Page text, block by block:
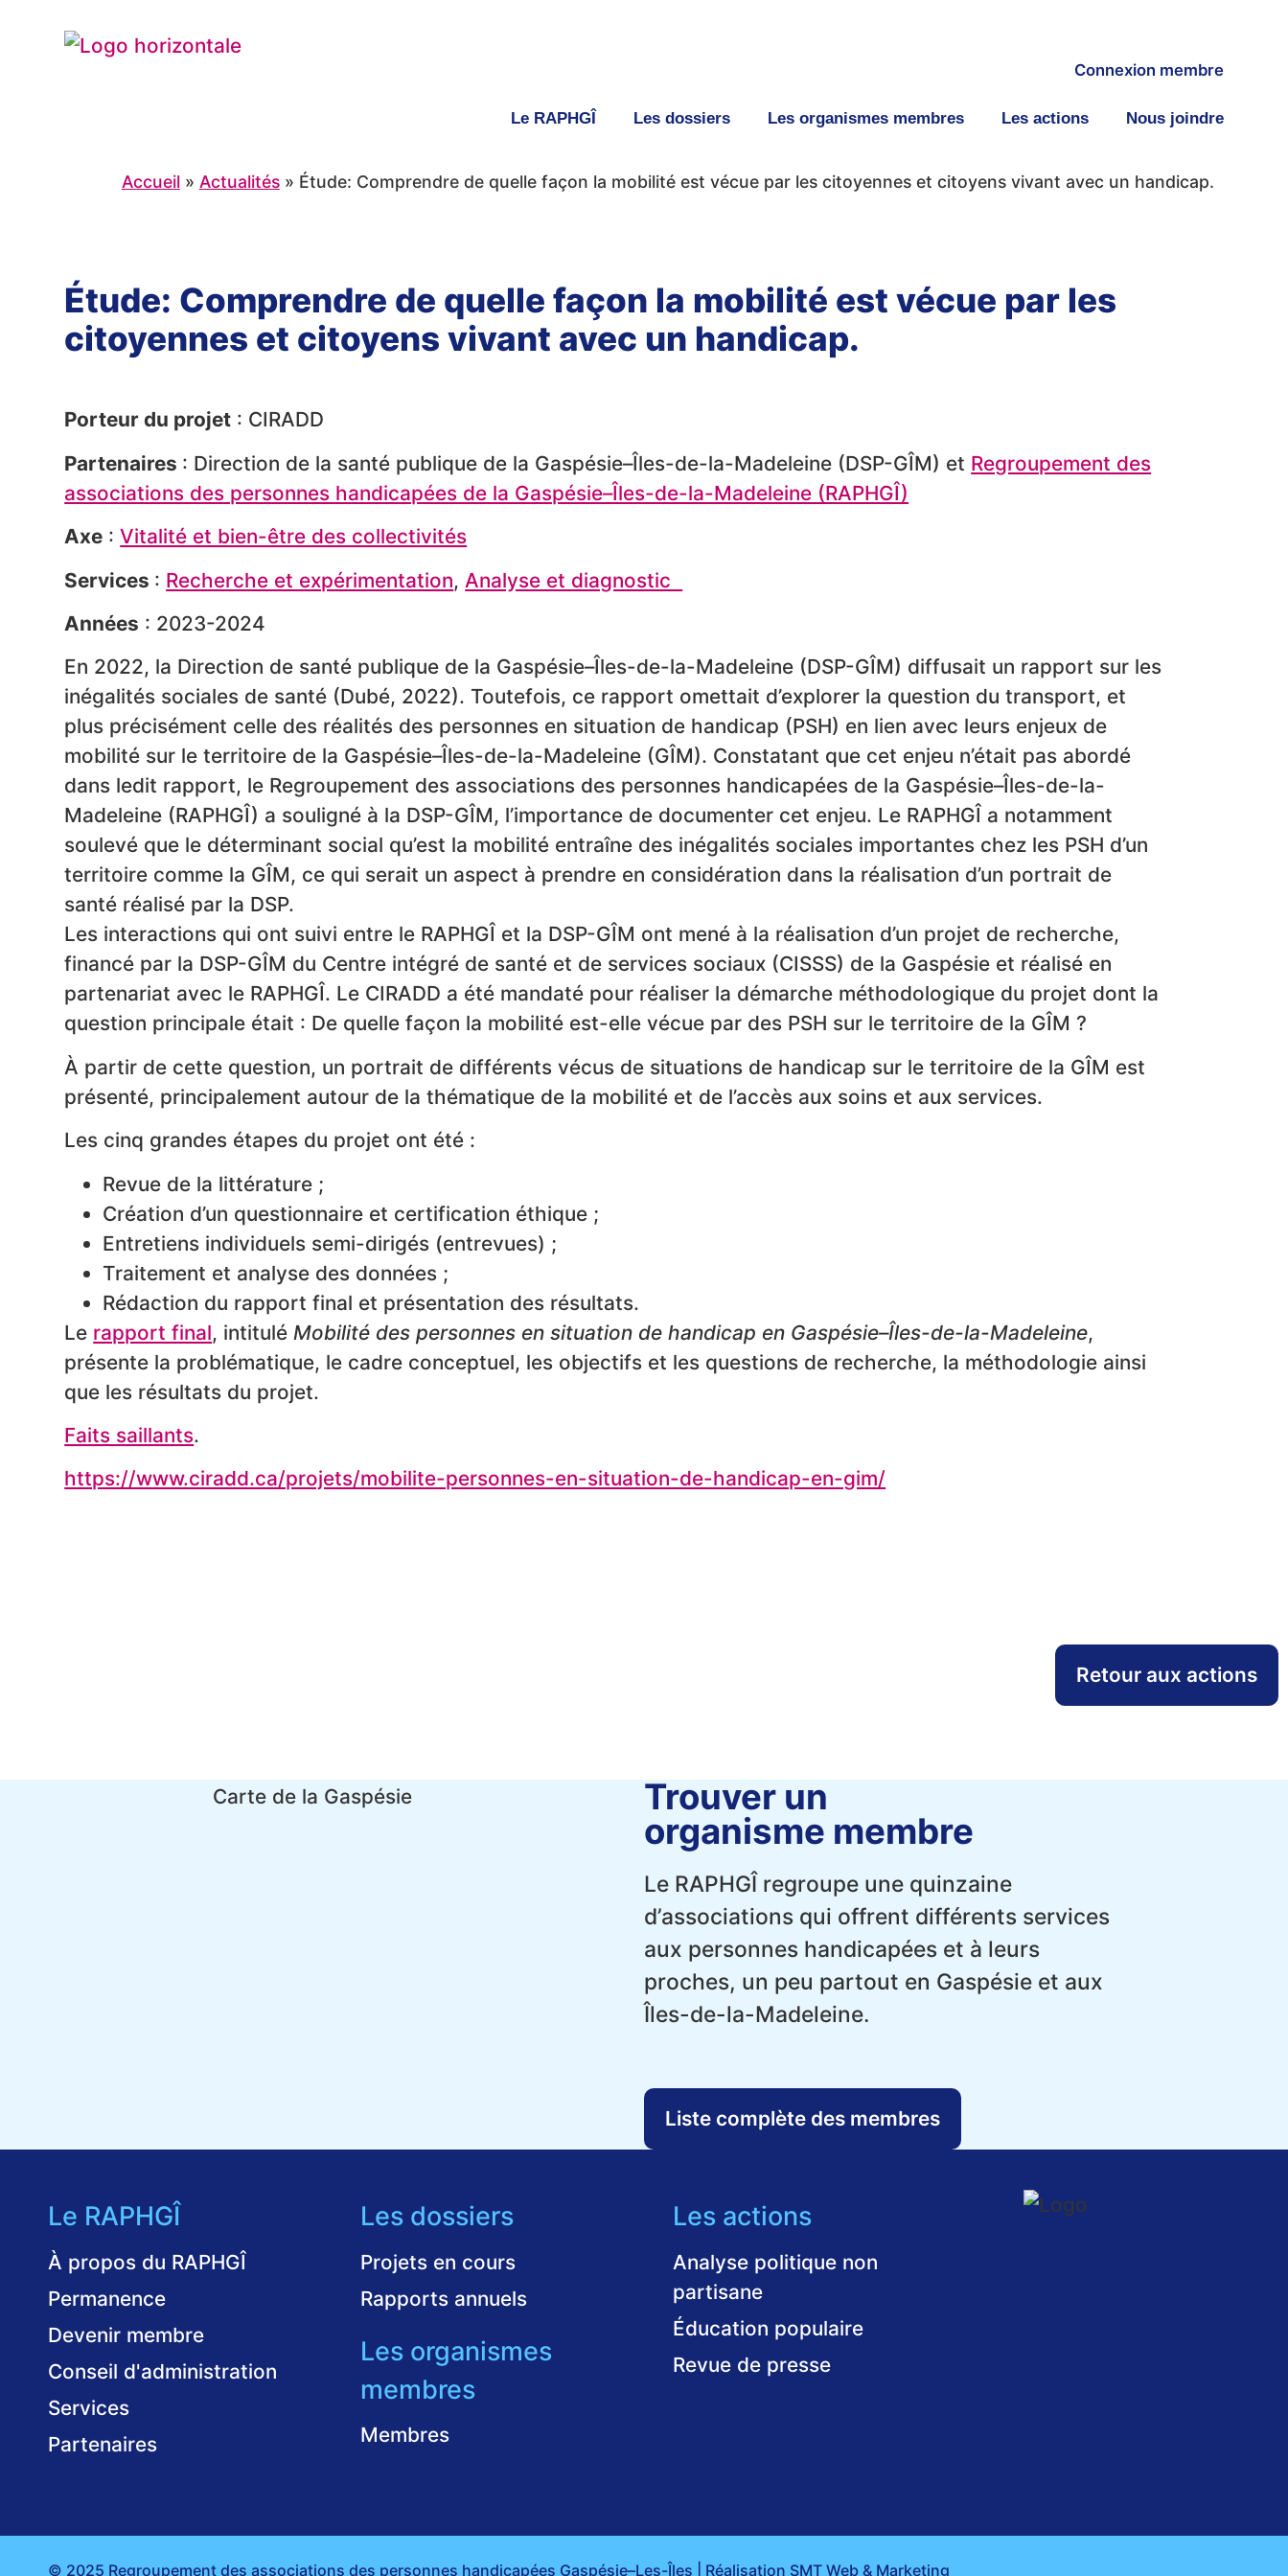
Connexion membre
Le RAPHGÎ Les dossiers Les organismes membres Les actions Nous joindre
Accueil» Actualités» Étude: Comprendre de quelle façon la mobilité est vécue par les citoyennes et citoyens vivant avec un handicap.
Étude: Comprendre de quelle façon la mobilité est vécue par les
citoyennes et citoyens vivant avec un handicap.
Porteur du projet : CIRADD
Partenaires : Direction de la santé publique de la Gaspésie–Îles-de-la-Madeleine (DSP-GÎM) et Regroupement des
associations des personnes handicapées de la Gaspésie–Îles-de-la-Madeleine (RAPHGÎ)
Axe :Vitalité et bien-être des collectivités
Services : Recherche et expérimentation, Analyse et diagnostic
Années : 2023-2024
En 2022, la Direction de santé publique de la Gaspésie–Îles-de-la-Madeleine (DSP-GÎM) diffusait un rapport sur les
inégalités sociales de santé (Dubé, 2022). Toutefois, ce rapport omettait d’explorer la question du transport, et
plus précisément celle des réalités des personnes en situation de handicap (PSH) en lien avec leurs enjeux de
mobilité sur le territoire de la Gaspésie–Îles-de-la-Madeleine (GÎM). Constatant que cet enjeu n’était pas abordé
dans ledit rapport, le Regroupement des associations des personnes handicapées de la Gaspésie–Îles-de-la-
Madeleine (RAPHGÎ) a souligné à la DSP-GÎM, l’importance de documenter cet enjeu. Le RAPHGÎ a notamment
soulevé que le déterminant social qu’est la mobilité entraîne des inégalités sociales importantes chez les PSH d’un
territoire comme la GÎM, ce qui serait un aspect à prendre en considération dans la réalisation d’un portrait de
santé réalisé par la DSP.
Les interactions qui ont suivi entre le RAPHGÎ et la DSP-GÎM ont mené à la réalisation d’un projet de recherche,
financé par la DSP-GÎM du Centre intégré de santé et de services sociaux (CISSS) de la Gaspésie et réalisé en
partenariat avec le RAPHGÎ. Le CIRADD a été mandaté pour réaliser la démarche méthodologique du projet dont la
question principale était : De quelle façon la mobilité est-elle vécue par des PSH sur le territoire de la GÎM ?
À partir de cette question, un portrait de différents vécus de situations de handicap sur le territoire de la GÎM est
présenté, principalement autour de la thématique de la mobilité et de l’accès aux soins et aux services.
Les cinq grandes étapes du projet ont été :
Revue de la littérature ;
Création d’un questionnaire et certification éthique ;
Entretiens individuels semi-dirigés (entrevues) ;
Traitement et analyse des données ;
Rédaction du rapport final et présentation des résultats.
Le rapport final, intitulé Mobilité des personnes en situation de handicap en Gaspésie–Îles-de-la-Madeleine,
présente la problématique, le cadre conceptuel, les objectifs et les questions de recherche, la méthodologie ainsi
que les résultats du projet.
Faits saillants.
https://www.ciradd.ca/projets/mobilite-personnes-en-situation-de-handicap-en-gim/
Retour aux actions
Trouver un
organisme membre
Le RAPHGÎ regroupe une quinzaine
d’associations qui offrent différents services
aux personnes handicapées et à leurs
proches, un peu partout en Gaspésie et aux
Îles-de-la-Madeleine.
Liste complète des membres
Le RAPHGÎ
À propos du RAPHGÎ
Permanence
Devenir membre
Conseil d'administration
Services
Partenaires
Les dossiers
Projets en cours
Rapports annuels
Les organismes
membres
Membres
Les actions
Analyse politique non
partisane
Éducation populaire
Revue de presse
© 2025 Regroupement des associations des personnes handicapées Gaspésie–Les-Îles | Réalisation SMT Web & Marketing